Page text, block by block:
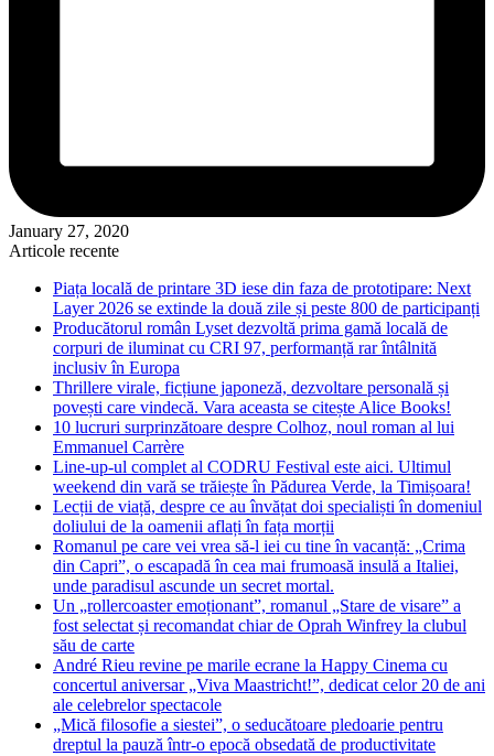
January 27, 2020
Articole recente
Piața locală de printare 3D iese din faza de prototipare: Next
Layer 2026 se extinde la două zile și peste 800 de participanți
Producătorul român Lyset dezvoltă prima gamă locală de
corpuri de iluminat cu CRI 97, performanță rar întâlnită
inclusiv în Europa
Thrillere virale, ficțiune japoneză, dezvoltare personală și
povești care vindecă. Vara aceasta se citește Alice Books!
10 lucruri surprinzătoare despre Colhoz, noul roman al lui
Emmanuel Carrère
Line-up-ul complet al CODRU Festival este aici. Ultimul
weekend din vară se trăiește în Pădurea Verde, la Timișoara!
Lecții de viață, despre ce au învățat doi specialiști în domeniul
doliului de la oamenii aflați în fața morții
Romanul pe care vei vrea să-l iei cu tine în vacanță: „Crima
din Capri”, o escapadă în cea mai frumoasă insulă a Italiei,
unde paradisul ascunde un secret mortal.
Un „rollercoaster emoționant”, romanul „Stare de visare” a
fost selectat și recomandat chiar de Oprah Winfrey la clubul
său de carte
André Rieu revine pe marile ecrane la Happy Cinema cu
concertul aniversar „Viva Maastricht!”, dedicat celor 20 de ani
ale celebrelor spectacole
„Mică filosofie a siestei”, o seducătoare pledoarie pentru
dreptul la pauză într-o epocă obsedată de productivitate